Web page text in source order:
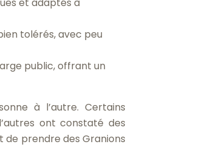
et adaptés à
tolérés, avec peu
public, offrant un
à l’autre. Certains
ont constaté des
de prendre des Granions